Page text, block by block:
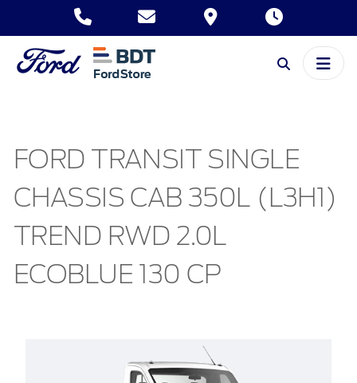
FORD TRANSIT SINGLE
CHASSIS CAB 350L (L3H1)
TREND RWD 2.0L
ECOBLUE 130 CP